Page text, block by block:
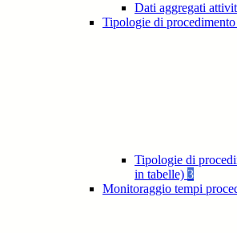
Dati aggregati
Tipologie di procedimento
Tipologie di
in tabelle) 3
Monitoraggio tempi